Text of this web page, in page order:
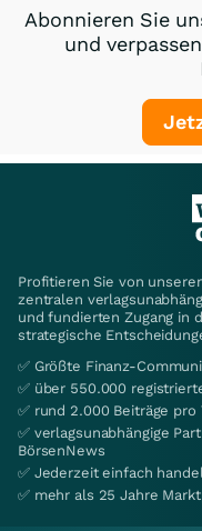
Abonnieren Sie
und
Profitieren Sie von
zentralen
und fundierten Zugang in
strategische
✅ Größte Finanz-
✅ über 550.000
✅ rund 2.000 Beiträge pro
✅ verlagsunabhängige
BörsenNews
✅ Jederzeit einfach
✅ mehr als 25 Jahre